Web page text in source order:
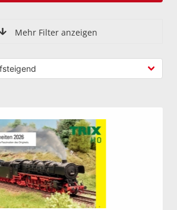
Mehr Filter anzeigen